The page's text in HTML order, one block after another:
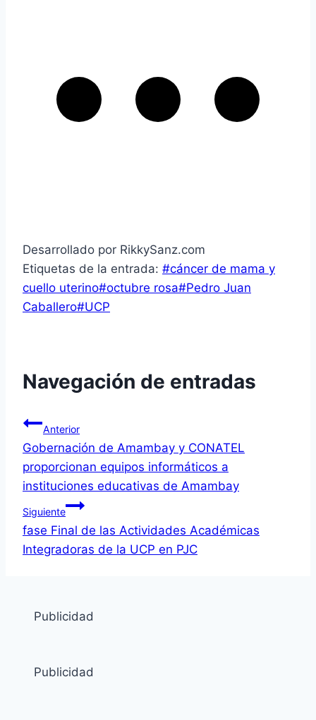
Desarrollado por RikkySanz.com
Etiquetas de la entrada: #cáncer de mama y
cuello uterino#octubre rosa#Pedro Juan
Caballero#UCP
Navegación de entradas
Anterior
Gobernación de Amambay y CONATEL
proporcionan equipos informáticos a
instituciones educativas de Amambay
Siguiente
fase Final de las Actividades Académicas
Integradoras de la UCP en PJC
Publicidad
Publicidad